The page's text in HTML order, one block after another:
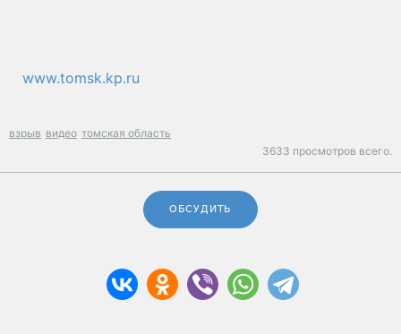
www.tomsk.kp.ru
взрыв видео томская область
3633 просмотров всего.
ОБСУДИТЬ